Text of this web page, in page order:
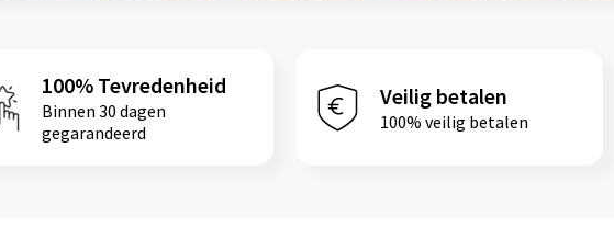
100% Tevredenheid
Binnen 30 dagen
gegarandeerd
Veilig betalen
100% veilig betalen